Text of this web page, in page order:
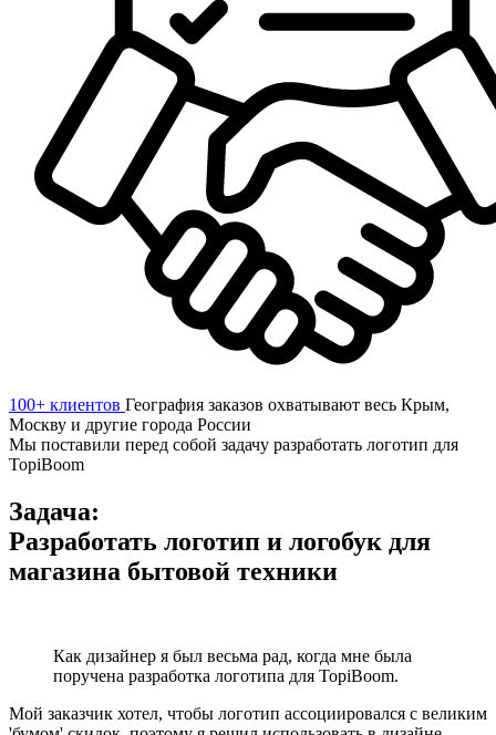
100+ клиентов География заказов охватывают весь Крым,
Москву и другие города России
Мы поставили перед собой задачу разработать логотип для
TopiBoom
Задача:
Разработать логотип и логобук для
магазина бытовой техники
Как дизайнер я был весьма рад, когда мне была
поручена разработка логотипа для TopiBoom.
Мой заказчик хотел, чтобы логотип ассоциировался с великим